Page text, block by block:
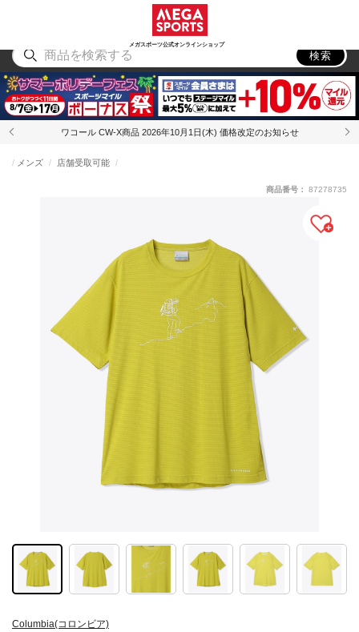
メガスポーツ公式オンラインショップ
アウトドア
検索
ワコール CW-X商品 2026年10月1日(木) 価格改定のお知らせ
Columbia(コロンビア)
メンズ 店舗受取可能
商品番号： 87278735